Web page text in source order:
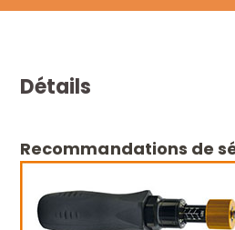
Détails
Recommandations de